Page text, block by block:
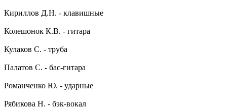
Кириллов Д.Н. - клавишные
Колешонок К.В. - гитара
Кулаков С. - труба
Палатов С. - бас-гитара
Романченко Ю. - ударные
Рябикова Н. - бэк-вокал